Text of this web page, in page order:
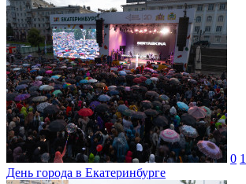
0
День города в Екатеринбурге